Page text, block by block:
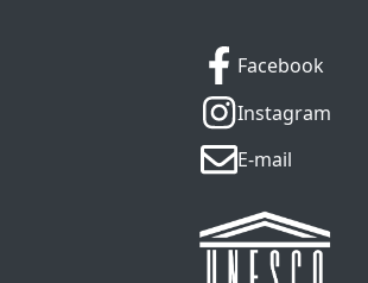
Facebook
Instagram
E-mail